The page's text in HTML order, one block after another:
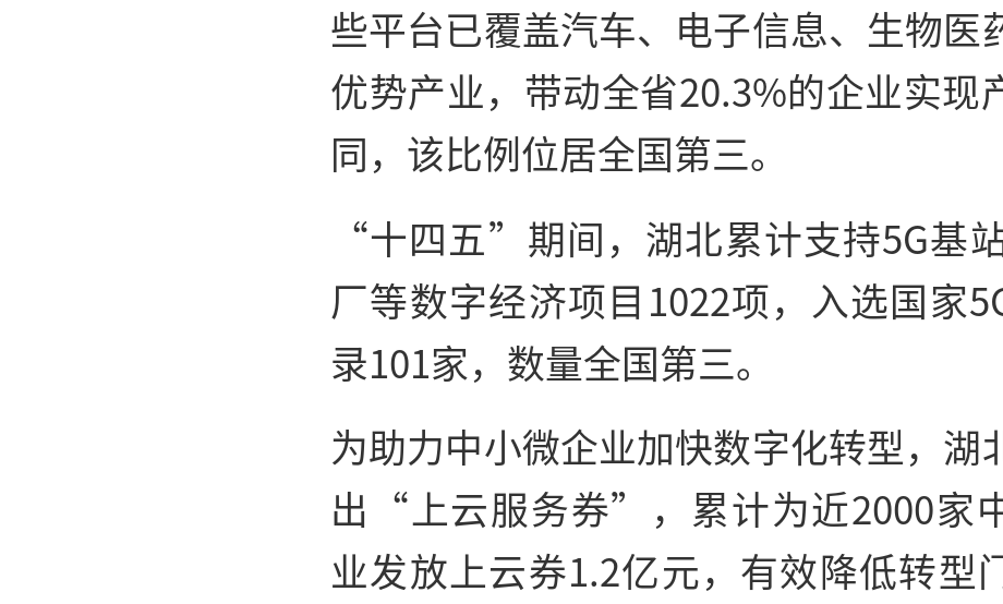
些平台已覆盖汽车、电子信息、生物医
优势产业，带动全省20.3%的企业实现
同，该比例位居全国第三。
“十四五”期间，湖北累计支持5G基
厂等数字经济项目1022项，入选国家
录101家，数量全国第三。
为助力中小微企业加快数字化转型，湖
出“上云服务券”，累计为近2000家
业发放上云券1.2亿元，有效降低转型